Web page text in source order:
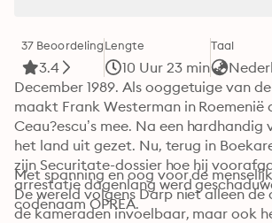
37 Beoordeling
3.4
Lengte
10 Uur 23 min
Taal
December 1989. Als ooggetuige van
maakt Frank Westerman in Roemenië
Ceau?escu’s mee. Na een
het land uit gezet. Nu, terug in
zijn Securitate-dossier hoe hij
arrestatie dagenlang werd
codenaam OPREA.
Met spanning en oog voor de
De wereld volgens Darp niet alleen
de kameraden invoelbaar, maar ook